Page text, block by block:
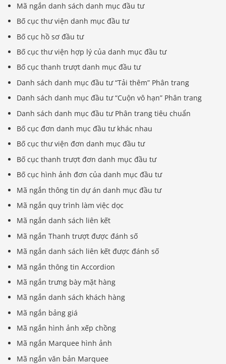
Mã ngắn danh sách danh mục đầu tư
Bố cục thư viện danh mục đầu tư
Bố cục hồ sơ đầu tư
Bố cục thư viện hợp lý của danh mục đầu tư
Bố cục thanh trượt danh mục đầu tư
Danh sách danh mục đầu tư “Tải thêm” Phân trang
Danh sách danh mục đầu tư “Cuộn vô hạn” Phân trang
Danh sách danh mục đầu tư Phân trang tiêu chuẩn
Bố cục đơn danh mục đầu tư khác nhau
Bố cục thư viện đơn danh mục đầu tư
Bố cục thanh trượt đơn danh mục đầu tư
Bố cục hình ảnh đơn của danh mục đầu tư
Mã ngắn thông tin dự án danh mục đầu tư
Mã ngắn quy trình làm việc dọc
Mã ngắn danh sách liên kết
Mã ngắn Thanh trượt được đánh số
Mã ngắn danh sách liên kết được đánh số
Mã ngắn thông tin Accordion
Mã ngắn trưng bày mặt hàng
Mã ngắn danh sách khách hàng
Mã ngắn bảng giá
Mã ngắn hình ảnh xếp chồng
Mã ngắn Marquee hình ảnh
Mã ngắn văn bản Marquee